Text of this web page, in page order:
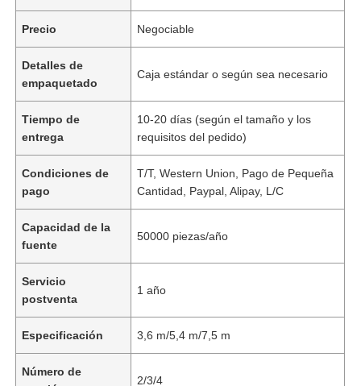
Precio Negociable
Detalles de
empaquetado
Caja estándar o según sea necesario
Tiempo de
entrega
10-20 días (según el tamaño y los
requisitos del pedido)
Condiciones de
pago
T/T, Western Union, Pago de Pequeña
Cantidad, Paypal, Alipay, L/C
Capacidad de la
fuente
50000 piezas/año
Servicio
postventa
1 año
Especificación 3,6 m/5,4 m/7,5 m
Número de
2/3/4